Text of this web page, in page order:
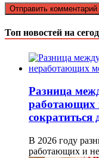
Топ новостей на
Разница
работающих
В 2026 году
работающих и